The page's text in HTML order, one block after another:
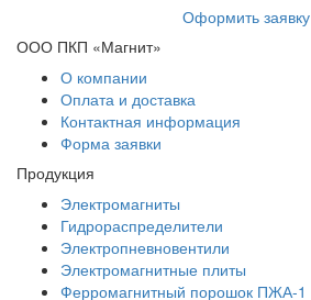
Оформить заявку
ООО ПКП «Магнит»
О компании
Оплата и доставка
Контактная информация
Форма заявки
Продукция
Электромагниты
Гидрораспределители
Электропневновентили
Электромагнитные плиты
Ферромагнитный порошок ПЖА-1